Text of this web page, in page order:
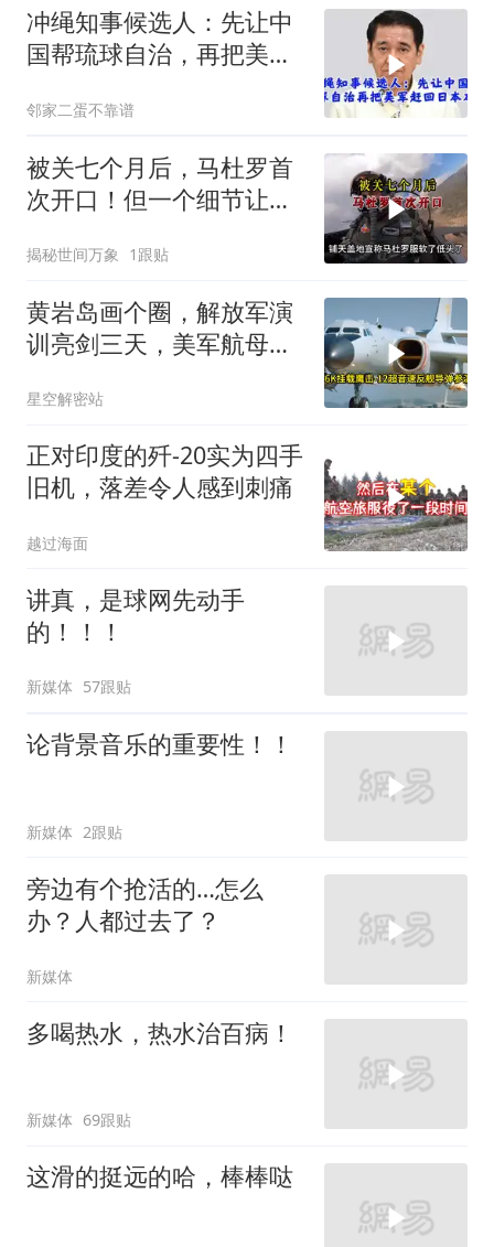
冲绳知事候选人：先让中
国帮琉球自治，再把美军
邻家二蛋不靠谱
被关七个月后，马杜罗首
次开口！但一个细节让特
揭秘世间万象 1跟贴
黄岩岛画个圈，解放军演
训亮剑三天，美军航母从
星空解密站
正对印度的歼-20实为四手
旧机，落差令人感到刺痛
越过海面
讲真，是球网先动手
的！！！
新媒体 57跟贴
论背景音乐的重要性！！
新媒体 2跟贴
旁边有个抢活的…怎么
办？人都过去了？
新媒体
多喝热水，热水治百病！
新媒体 69跟贴
这滑的挺远的哈，棒棒哒